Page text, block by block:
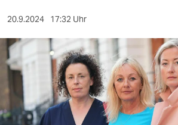
sport
berlin
nord
20.9.2024 17:32 Uhr